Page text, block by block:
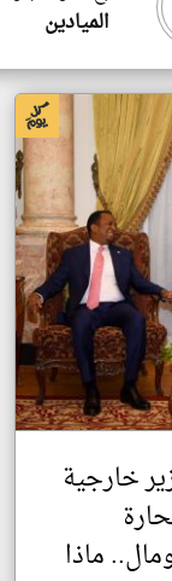
الميادين
خارجية
ماذا